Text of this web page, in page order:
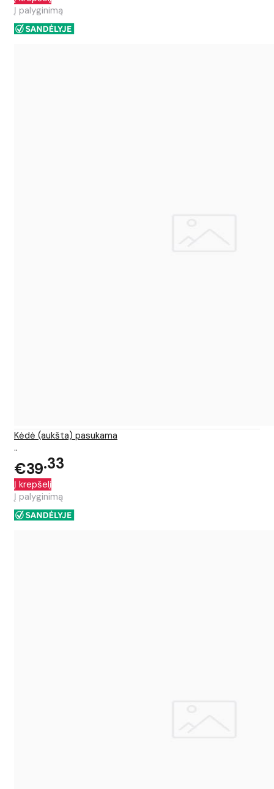
Į palyginimą
Kėdė (aukšta) pasukama
..
€39 33
Į krepšelį
Į palyginimą